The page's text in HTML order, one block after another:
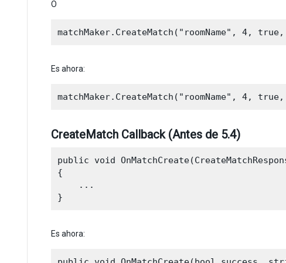
O
Es ahora:
CreateMatch Callback (Antes de 5.4)
public void
{
    ...
Es ahora: